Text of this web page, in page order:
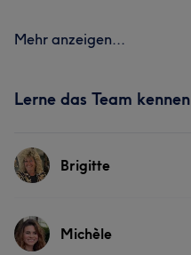
Mehr anzeigen...
Lerne das Team kennen
Brigitte
Services
Michèle